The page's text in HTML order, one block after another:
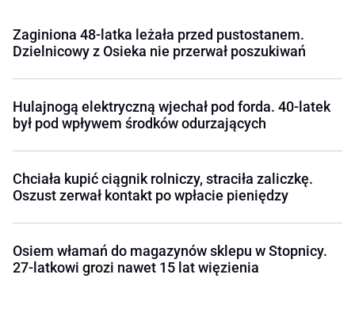
Zaginiona 48-latka leżała przed pustostanem.
Dzielnicowy z Osieka nie przerwał poszukiwań
Hulajnogą elektryczną wjechał pod forda. 40-latek
był pod wpływem środków odurzających
Chciała kupić ciągnik rolniczy, straciła zaliczkę.
Oszust zerwał kontakt po wpłacie pieniędzy
Osiem włamań do magazynów sklepu w Stopnicy.
27-latkowi grozi nawet 15 lat więzienia